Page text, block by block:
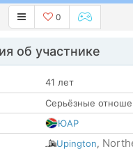
0
об участнике
41 лет
Серьёзные
ЮАР
Upington,